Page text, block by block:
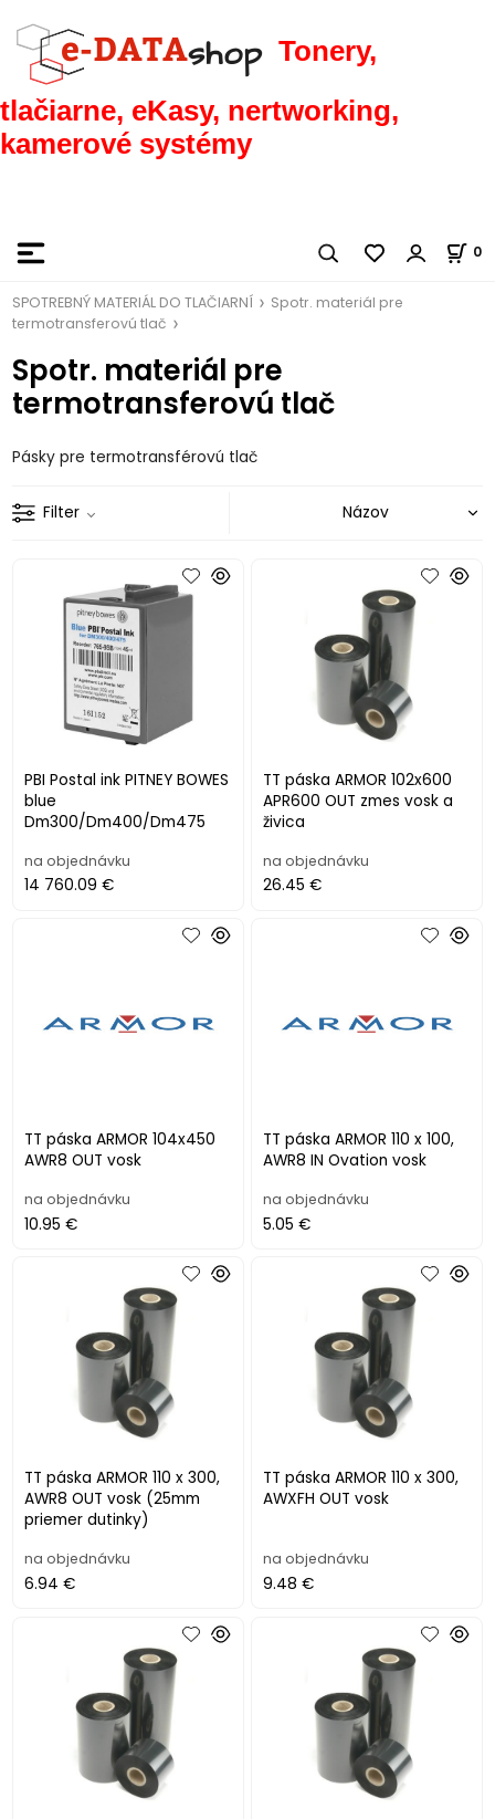
Tonery,
tlačiarne, eKasy, nertworking,
kamerové systémy
0
SPOTREBNÝ MATERIÁL DO TLAČIARNÍ
Spotr. materiál pre
termotransferovú tlač
Spotr. materiál pre
termotransferovú tlač
Pásky pre termotransférovú tlač
Filter
PBI Postal ink PITNEY BOWES
blue
Dm300/Dm400/Dm475
na objednávku
14 760.09 €
TT páska ARMOR 102x600
APR600 OUT zmes vosk a
živica
na objednávku
26.45 €
TT páska ARMOR 104x450
AWR8 OUT vosk
na objednávku
10.95 €
TT páska ARMOR 110 x 100,
AWR8 IN Ovation vosk
na objednávku
5.05 €
TT páska ARMOR 110 x 300,
AWR8 OUT vosk (25mm
priemer dutinky)
na objednávku
6.94 €
TT páska ARMOR 110 x 300,
AWXFH OUT vosk
na objednávku
9.48 €